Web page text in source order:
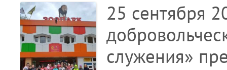
25 сентября
служения»